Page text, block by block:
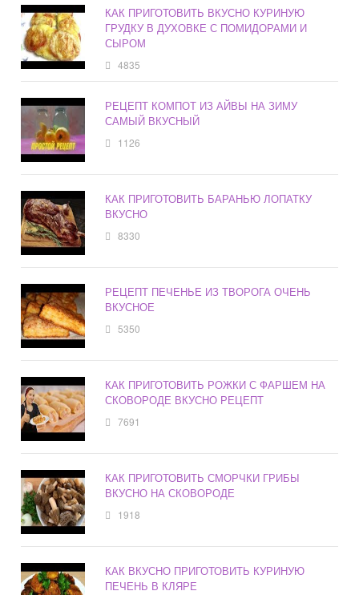
КАК ПРИГОТОВИТЬ ВКУСНО КУРИНУЮ
ГРУДКУ В ДУХОВКЕ С ПОМИДОРАМИ И
СЫРОМ
4835
РЕЦЕПТ КОМПОТ ИЗ АЙВЫ НА ЗИМУ
САМЫЙ ВКУСНЫЙ
1126
КАК ПРИГОТОВИТЬ БАРАНЬЮ ЛОПАТКУ
ВКУСНО
8330
РЕЦЕПТ ПЕЧЕНЬЕ ИЗ ТВОРОГА ОЧЕНЬ
ВКУСНОЕ
5350
КАК ПРИГОТОВИТЬ РОЖКИ С ФАРШЕМ НА
СКОВОРОДЕ ВКУСНО РЕЦЕПТ
7691
КАК ПРИГОТОВИТЬ СМОРЧКИ ГРИБЫ
ВКУСНО НА СКОВОРОДЕ
1918
КАК ВКУСНО ПРИГОТОВИТЬ КУРИНУЮ
ПЕЧЕНЬ В КЛЯРЕ